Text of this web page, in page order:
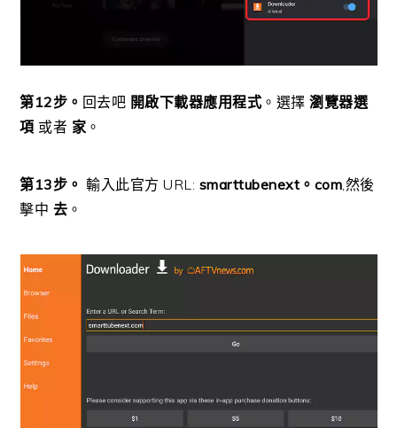
第12步。 回去吧 開啟下載器應用程式 。選擇瀏覽器選
項 或者 家 。
第13步。 輸入此官方 URL: smarttubenext。com,然後
擊中 去 。